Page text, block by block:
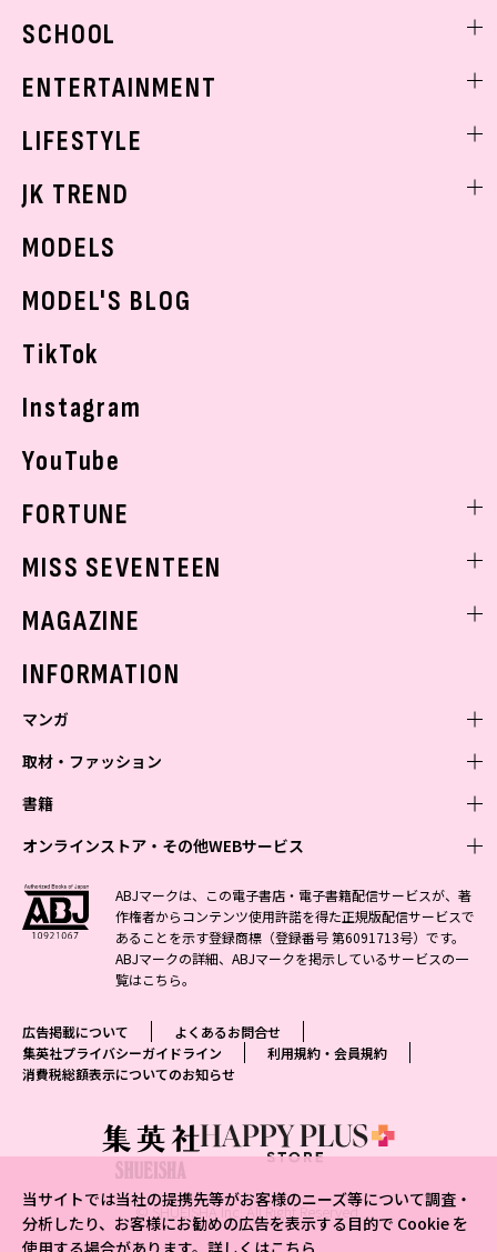
当サイトでは当社の提携先等がお客様のニーズ等について調査・
分析したり、お客様にお勧めの広告を表示する目的で Cookie を
使用する場合があります。詳しくはこちら
着回し
ベストコスメ
ボディケア
SCHOOL
学校ヘアメイク
ENTERTAINMENT
K-POP
LIFESTYLE
モデルの購入品
JK TREND
MODELS
MODEL'S BLOG
TikTok
Instagram
YouTube
FORTUNE
MISS SEVENTEEN
MAGAZINE
INFORMATION
マンガ
少年マンガ
Vジャンプ
最強ジャンプ
少年ジャンプ+
ジャンプTOON
ジャンプルーキー！
S-MANGA
集英社コミック文庫
青年マンガ
ZEBRACK
S-MANGA
集英社ジャンプリミックス
週刊ヤングジャンプ
ヤングジャンプ定期購読デジタル
となりのヤングジャンプ
グランドジャンプ
ウルトラジャンプ
少女マンガ
ZEBRACK
S-MANGA
集英社コミック文庫
マーガレット
別冊マーガレット
リマコミ
マンガMeets
女性マンガ
ジャンプTOON
集英社コミック文庫
マンガMee公式サイト
リマコミ
Cookie
office YOU
取材・ファッション
ファッション・美容
BAILA
MAQUIA
eclat
T JAPAN
MEN'S NON-NO
集英社オンライン
芸能・情報・スポーツ
週プレNEWS
週プレ グラジャパ!
書籍
文芸・文庫・総合
小説すばる
集英社 文芸ステーション
web 集英社文庫
アジア人物史
学芸・ノンフィクション・新書
1日5分で、明日は変わる よみタイ yomitai
集英社学芸部 - 学芸・ノンフィクション
集英社ビジネス書
集英社新書プラス - 知の水先案内人
kotoba
情報・知識＆オピニオン imidas
ライトノベル・ノベライズ
集英社オレンジ文庫
JUMP j-BOOKS
ダッシュエックス文庫公式サイト
集英社Webマガジン コバルト
集英社の児童図書 S-KIDS.LAND
オンラインストア・その他WEBサービス
オンラインストア
OTO
SHUEISHA MANGA-ART HERITAGE
ジャンプキャラクターズストア
HAPPY PLUS STORE
SHUEISHA VOX
LEEマルシェ
eclat premium
mirabella homme
その他WEBサービス
集英社アドナビ
集英社エディターズ・ラボ
ABJマークは、この電子書店・電子書籍配信サービスが、著
作権者からコンテンツ使用許諾を得た正規版配信サービスで
あることを示す登録商標（登録番号 第6091713号）です。
ABJマークの詳細、ABJマークを掲示しているサービスの一
覧はこちら。
広告掲載について
よくあるお問合せ
集英社プライバシーガイドライン
利用規約・会員規約
消費税総額表示についてのお知らせ
© SHUEISHA Inc. All Right Reserved.